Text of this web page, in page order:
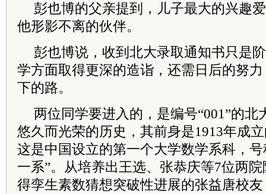
彭也博的父亲提到，儿子最大的兴趣
他形影不离的伙伴。
彭也博说，收到北大录取通知书只是
学方面取得更深的造诣，还需日后的努
下的路。
两位同学要进入的，是编号“001”的北
悠久而光荣的历史，其前身是1913年成
这是中国设立的第一个大学数学系科，
一系”。从培养出王选、张恭庆等7位两院
得孪生素数猜想突破性进展的张益唐校